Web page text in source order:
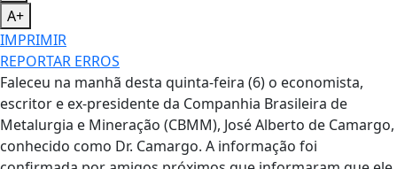
A+
IMPRIMIR
REPORTAR ERROS
Faleceu na manhã desta quinta-feira (6) o economista,
escritor e ex-presidente da Companhia Brasileira de
Metalurgia e Mineração (CBMM), José Alberto de Camargo,
conhecido como Dr. Camargo. A informação foi